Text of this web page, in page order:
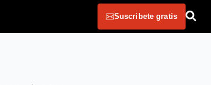
Suscribete gratis